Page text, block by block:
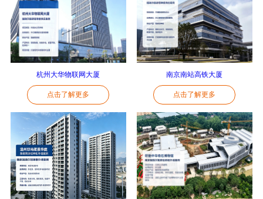
杭州大华物联网大厦
点击了解更多
南京南站高铁大厦
点击了解更多